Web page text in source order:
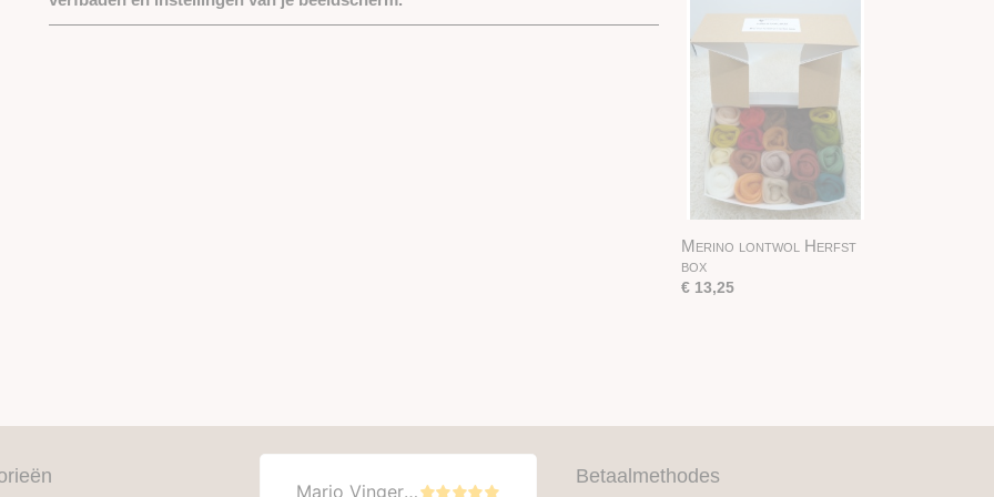
Merino lontwol Herfst
box
€ 13,25
Betaalmethodes